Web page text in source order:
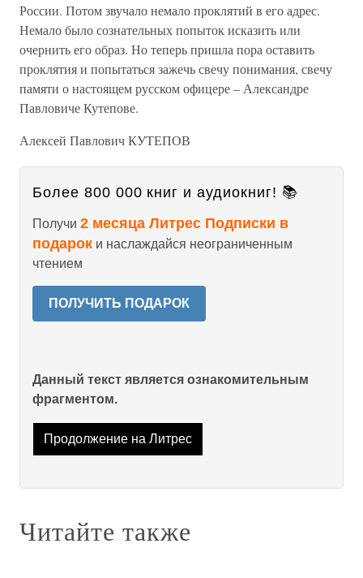
России. Потом звучало немало проклятий в его адрес.
Немало было сознательных попыток исказить или
очернить его образ. Но теперь пришла пора оставить
проклятия и попытаться зажечь свечу понимания, свечу
памяти о настоящем русском офицере – Александре
Павловиче Кутепове.
Алексей Павлович КУТЕПОВ
Более 800 000 книг и аудиокниг! 📚
Получи 2 месяца Литрес Подписки в
подарок и наслаждайся неограниченным
чтением
ПОЛУЧИТЬ ПОДАРОК
Данный текст является ознакомительным
фрагментом.
Продолжение на Литрес
Читайте также